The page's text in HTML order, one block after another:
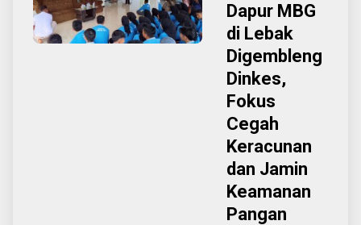
Dapur MBG
di Lebak
Digembleng
Dinkes,
Fokus
Cegah
Keracunan
dan Jamin
Keamanan
Pangan